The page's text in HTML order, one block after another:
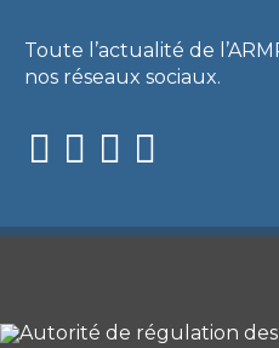
Toute l’actualité de
nos réseaux sociaux.